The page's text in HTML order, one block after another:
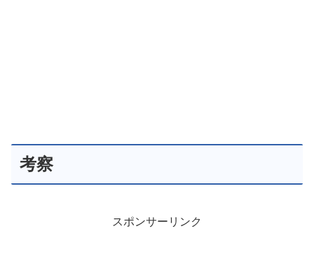
考察
スポンサーリンク